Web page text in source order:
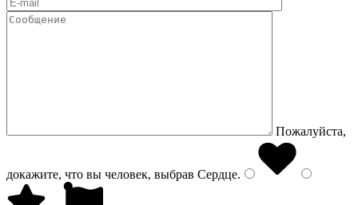
Пожалуйста,
докажите, что вы человек, выбрав Сердце.